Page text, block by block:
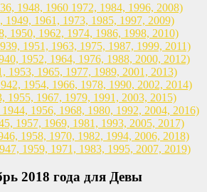
1948, 1960 1972, 1984, 1996, 2008)
1949, 1961, 1973, 1985, 1997, 2009)
1950, 1962, 1974, 1986, 1998, 2010)
1951, 1963, 1975, 1987, 1999, 2011)
1952, 1964, 1976, 1988, 2000, 2012)
1953, 1965, 1977, 1989, 2001, 2013)
1954, 1966, 1978, 1990, 2002, 2014)
1955, 1967, 1979, 1991, 2003, 2015)
1956, 1968, 1980, 1992, 2004, 2016)
1957, 1969, 1981, 1993, 2005, 2017)
1958, 1970, 1982, 1994, 2006, 2018)
1959, 1971, 1983, 1995, 2007, 2019)
2018 года для Девы